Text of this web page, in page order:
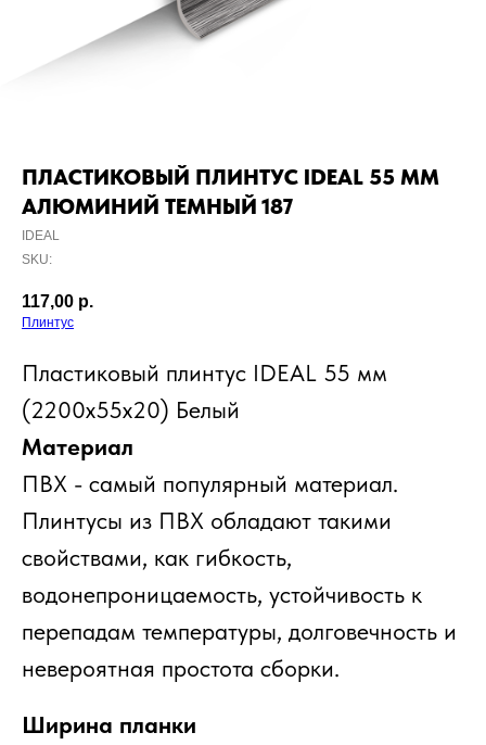
ПЛАСТИКОВЫЙ ПЛИНТУС IDEAL 55 MM
АЛЮМИНИЙ ТЕМНЫЙ 187
IDEAL
SKU:
117,00 р.
Плинтус
Пластиковый плинтус IDEAL 55 мм
(2200x55x20) Белый
Материал
ПВХ - самый популярный материал.
Плинтусы из ПВХ обладают такими
свойствами, как гибкость,
водонепроницаемость, устойчивость к
перепадам температуры, долговечность и
невероятная простота сборки.
Ширина планки